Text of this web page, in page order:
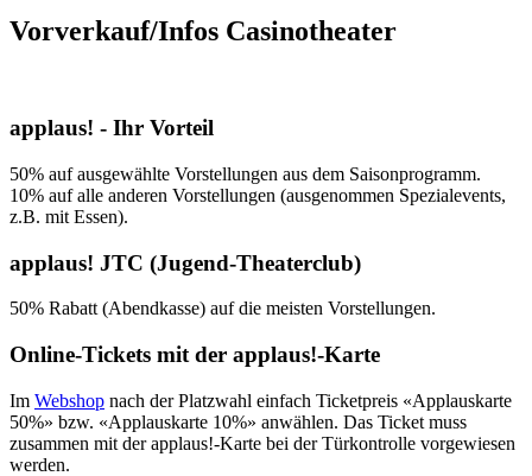
Vorverkauf/Infos Casinotheater
applaus! - Ihr Vorteil
50% auf ausgewählte Vorstellungen aus dem Saisonprogramm.
10% auf alle anderen Vorstellungen (ausgenommen Spezialevents,
z.B. mit Essen).
applaus! JTC (Jugend-Theaterclub)
50% Rabatt (Abendkasse) auf die meisten Vorstellungen.
Online-Tickets mit der applaus!-Karte
Im Webshop nach der Platzwahl einfach Ticketpreis «Applauskarte
50%» bzw. «Applauskarte 10%» anwählen. Das Ticket muss
zusammen mit der applaus!-Karte bei der Türkontrolle vorgewiesen
werden.